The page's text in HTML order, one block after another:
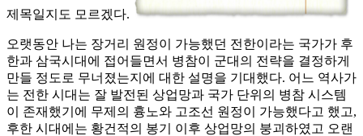
제목일지도 모르겠다.
오랫동안 나는 장거리 원정이 가능했던 전한이라는 국가가 후
한과 삼국시대에 접어들면서 병참이 군대의 전략을 결정하게
만들 정도로 무너졌는지에 대한 설명을 기대했다. 어느 역사가
는 전한 시대는 잘 발전된 상업망과 국가 단위의 병참 시스템
이 존재했기에 무제의 흉노와 고조선 원정이 가능했다고 했고,
후한 시대에는 황건적의 봉기 이후 상업망의 붕괴하였고 오랜